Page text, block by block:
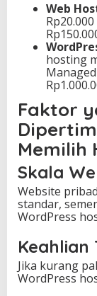
Web
hosting
Faktor
Memilih
Skala
Website
standar,
WordPress
Keahlian
Jika kurang
WordPress